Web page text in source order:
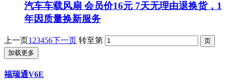
汽车车载风扇 会员价16元 7天无理由退换货，1
年因质量换新服务
上一页1 23456下一页 转至第
加载更多
福瑞通V6E